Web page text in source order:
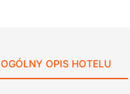
OGÓLNY OPIS HOTELU